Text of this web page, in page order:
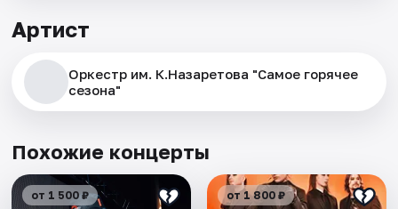
Артист
Оркестр им. К.Назаретова "Самое горячее
сезона"
Похожие концерты
от 1 500 ₽ от 1 800 ₽